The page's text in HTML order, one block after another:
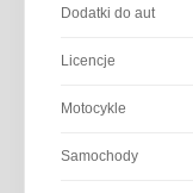
Dodatki do aut
Licencje
Motocykle
Samochody